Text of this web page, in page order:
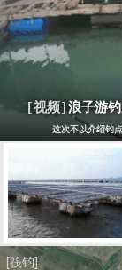
[视频]浪子游
这次不以介绍钓
[筏钓]